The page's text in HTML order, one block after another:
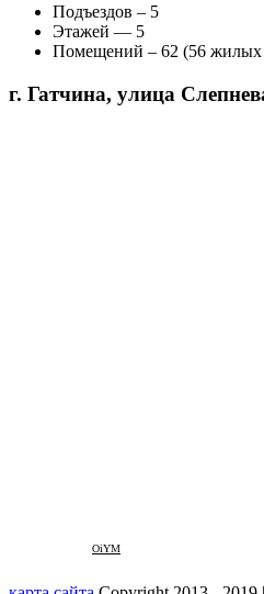
Подъездов – 5
Этажей — 5
Помещений – 62 (56
г. Гатчина, улица
OiYM